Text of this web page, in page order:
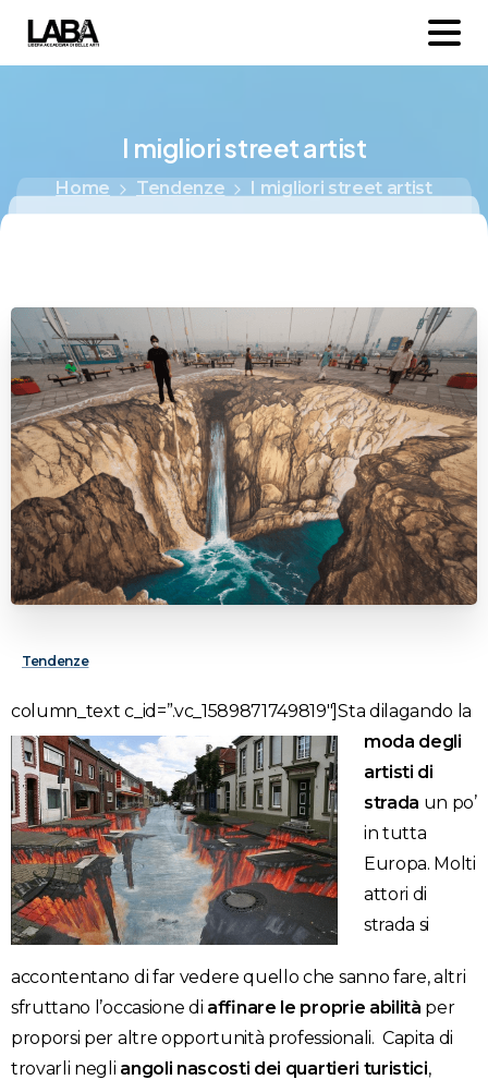
I miglioristreetartist
Home Tendenze I migliori street artist
Tendenze
column_text c_id=”.vc_1589871749819″]Sta dilagando la
moda degli
artisti di
strada un po’
in tutta
Europa. Molti
attori di
strada si
accontentano di far vedere quello che sanno fare, altri
sfruttano l’occasione di affinare le proprie abilità per
proporsi per altre opportunità professionali. Capita di
trovarli negli angoli nascosti dei quartieri turistici,